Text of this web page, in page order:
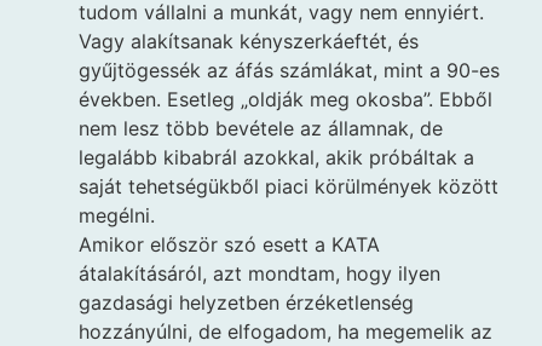
tudom vállalni a munkát, vagy nem ennyiért.
Vagy alakítsanak kényszerkáeftét, és
gyűjtögessék az áfás számlákat, mint a 90-es
években. Esetleg „oldják meg okosba”. Ebből
nem lesz több bevétele az államnak, de
legalább kibabrál azokkal, akik próbáltak a
saját tehetségükből piaci körülmények között
megélni.
Amikor először szó esett a KATA
átalakításáról, azt mondtam, hogy ilyen
gazdasági helyzetben érzéketlenség
hozzányúlni, de elfogadom, ha megemelik az